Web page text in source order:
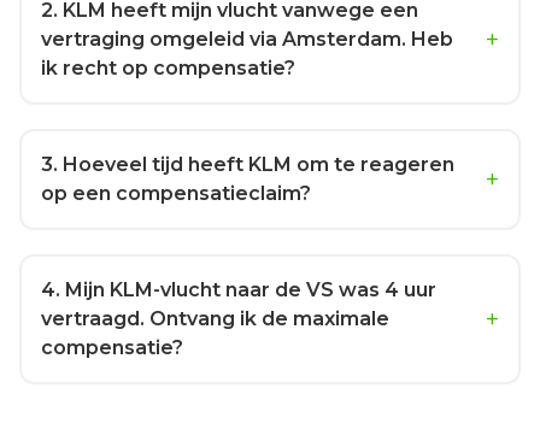
2. KLM heeft mijn vlucht vanwege een
vertraging omgeleid via Amsterdam. Heb
ik recht op compensatie?
3. Hoeveel tijd heeft KLM om te reageren
op een compensatieclaim?
4. Mijn KLM-vlucht naar de VS was 4 uur
vertraagd. Ontvang ik de maximale
compensatie?